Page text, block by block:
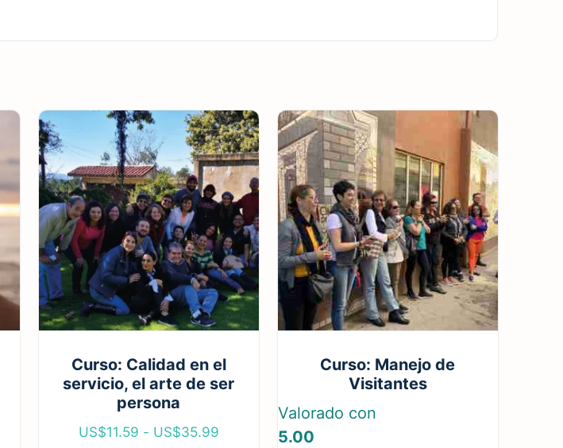
Curso: Calidad en el
servicio, el arte de ser
persona
US$11.59 - US$35.99
Curso: Manejo de
Visitantes
Valorado con
5.00